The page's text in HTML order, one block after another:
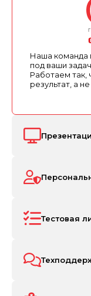
Наша команда
под ваши
Работаем так,
результат, а
Тестовая